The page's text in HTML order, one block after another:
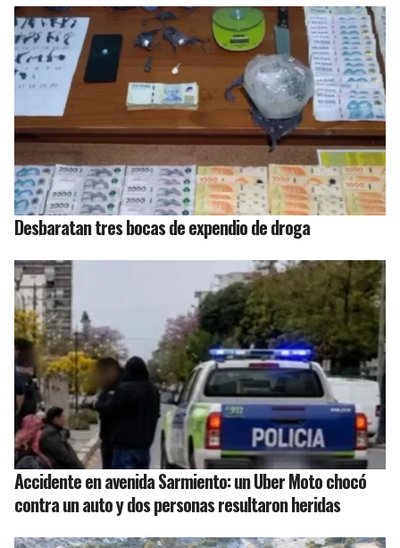
Desbaratan tres bocas de expendio de droga
Accidente en avenida Sarmiento: un Uber Moto chocó
contra un auto y dos personas resultaron heridas